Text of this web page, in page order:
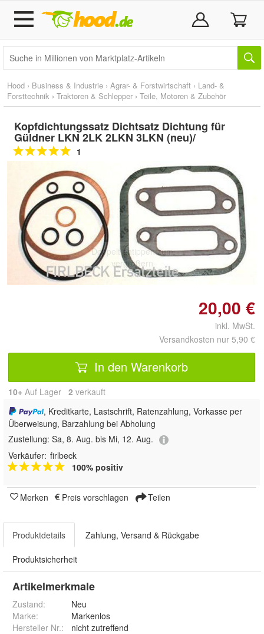
Hood › Business & Industrie › Agrar- & Forstwirtschaft › Land- &
Forsttechnik › Traktoren & Schlepper › Teile, Motoren & Zubehör
Kopfdichtungssatz Dichtsatz Dichtung für
Güldner LKN 2LK 2LKN 3LKN (neu)/
1
Doppelt antippen zum
vergrößern
20,00 €
inkl. MwSt.
Versandkosten nur 5,90 €
In den Warenkorb
10+ Auf Lager 2 verkauft
, Kreditkarte, Lastschrift, Ratenzahlung, Vorkasse per
Überweisung, Barzahlung bei Abholung
Zustellung: Sa, 8. Aug. bis Mi, 12. Aug.
Verkäufer: firlbeck
100% positiv
Merken Preis vorschlagen Teilen
Produktdetails Zahlung, Versand & Rückgabe
Produktsicherheit
Artikelmerkmale
Zustand:
Neu
Marke:
Markenlos
Hersteller Nr.:
nicht zutreffend